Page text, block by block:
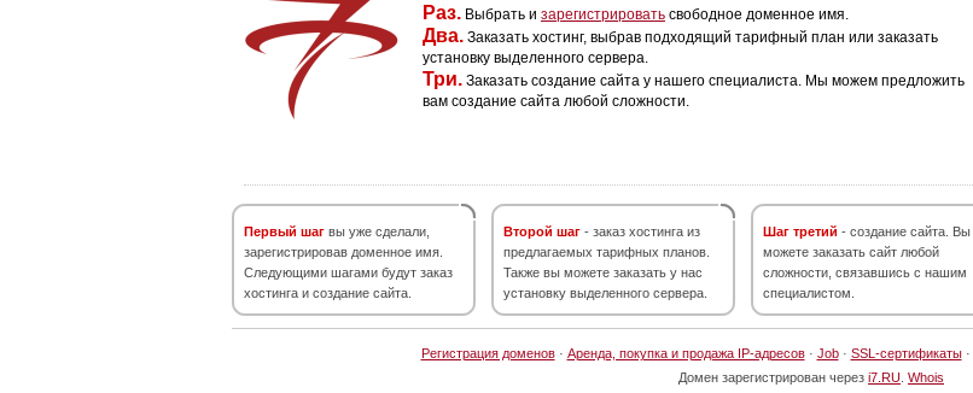
Раз. Выбрать и зарегистрировать свободное доменное имя.
Два. Заказать хостинг, выбрав подходящий тарифный план или заказать
установку выделенного сервера.
Три. Заказать создание сайта у нашего специалиста. Мы можем предложить
вам создание сайта любой сложности.
Первый шаг вы уже сделали,
зарегистрировав доменное имя.
Следующими шагами будут заказ
хостинга и создание сайта.
Второй шаг - заказ хостинга из
предлагаемых тарифных планов.
Также вы можете заказать у нас
установку выделенного сервера.
Шаг третий - создание сайта. Вы
можете заказать сайт любой
сложности, связавшись с нашим
специалистом.
Регистрация доменов· Аренда, покупка и продажа IP-адресов· Job· SSL-сертификаты·
Домен зарегистрирован через i7.RU Whois